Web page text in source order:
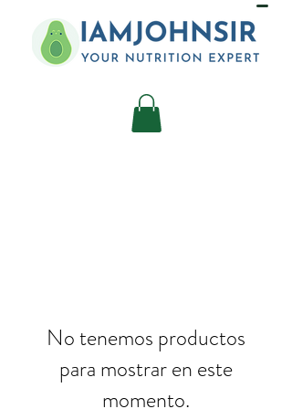
No tenemos productos
para mostrar en este
momento.